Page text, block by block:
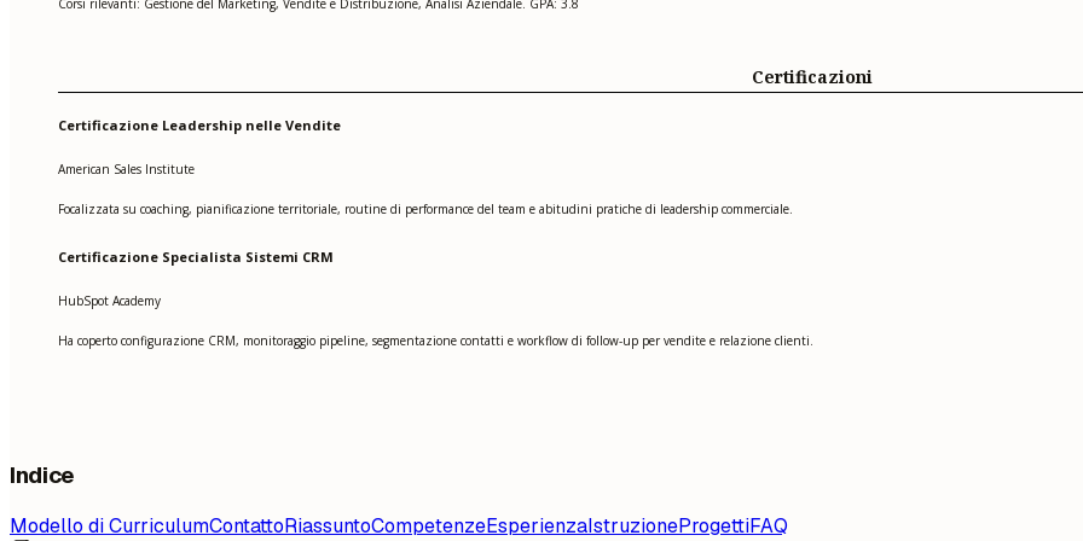
Corsi rilevanti: Gestione del Marketing, Vendite e Distribuzione, Analisi Aziendale. GPA: 3.8
Certificazioni
Certificazione Leadership nelle Vendite
American Sales Institute
Focalizzata su coaching, pianificazione territoriale, routine di performance del team e abitudini pratiche di leadership commerciale.
Certificazione Specialista Sistemi CRM
HubSpot Academy
Ha coperto configurazione CRM, monitoraggio pipeline, segmentazione contatti e workflow di follow-up per vendite e relazione clienti.
Indice
Modello di CurriculumContattoRiassuntoCompetenzeEsperienzaIstruzioneProgettiFAQ